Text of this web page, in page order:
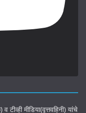
टीव्ही मीडिया(वृत्तवहिनी) यांचे